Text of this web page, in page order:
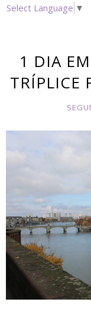
Select Language ▼
1 DIA
TRÍPLICE